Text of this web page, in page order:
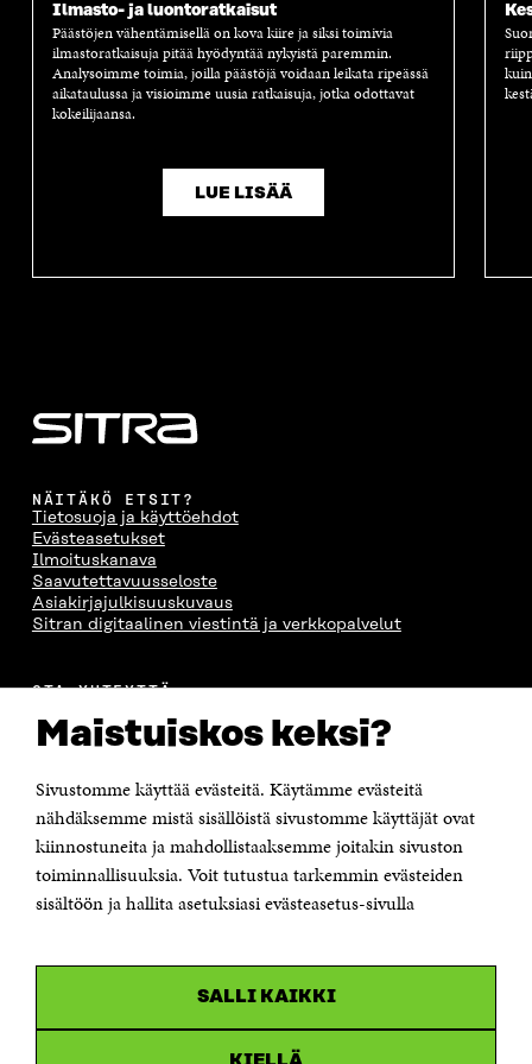
Maistuiskos keksi?
Sivustomme käyttää evästeitä. Käytämme evästeitä
nähdäksemme mistä sisällöistä sivustomme käyttäjät ovat
kiinnostuneita ja mahdollistaaksemme joitakin sivuston
toiminnallisuuksia. Voit tutustua tarkemmin evästeiden
sisältöön ja hallita asetuksiasi evästeasetus-sivulla
SALLI KAIKKI
Ilmasto- ja luontoratkaisut
Päästöjen vähentämisellä on kova kiire ja siksi toimivia
ilmastoratkaisuja pitää hyödyntää nykyistä paremmin.
Analysoimme toimia, joilla päästöjä voidaan leikata ripeässä
aikataulussa ja visioimme uusia ratkaisuja, jotka odottavat
kokeilijaansa.
LUE LISÄÄ
NÄITÄKÖ ETSIT?
Tietosuoja ja käyttöehdot
Evästeasetukset
Ilmoituskanava
Saavutettavuusseloste
Asiakirjajulkisuuskuvaus
Sitran digitaalinen viestintä ja verkkopalvelut
OTA YHTEYTTÄ
Itämerenkatu 11-13, PL 160,
00181 Helsinki
Puhelin +358 294 618 991
Sähköpostiosoite
Saapumisohjeet
Y-tunnus 0202132-3